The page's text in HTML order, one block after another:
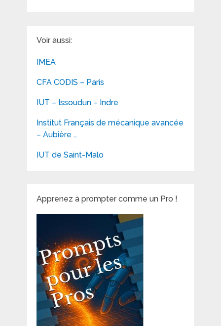
Voir aussi:
IMEA
CFA CODIS – Paris
IUT – Issoudun – Indre
Institut Français de mécanique avancée
– Aubière …
IUT de Saint-Malo
Apprenez à prompter comme un Pro !